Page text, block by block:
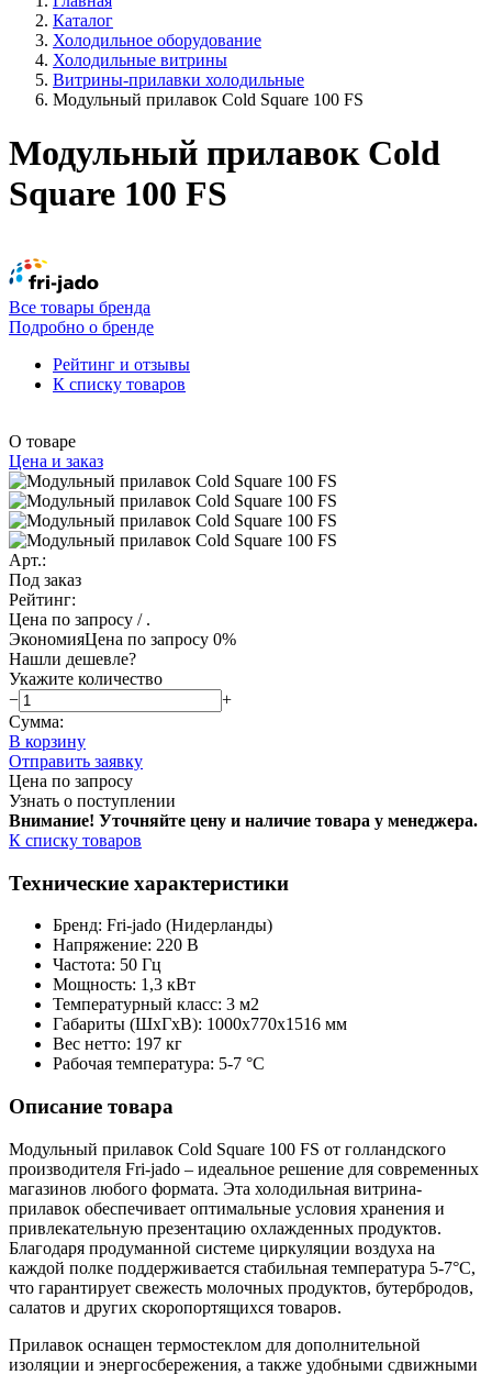
Каталог
Холодильное оборудование
Холодильные витрины
Витрины-прилавки холодильные
Модульный прилавок Cold Square 100 FS
Модульный прилавок Cold
Square 100 FS
Все товары бренда
Подробно о бренде
Рейтинг и отзывы
К списку товаров
О товаре
Цена и заказ
Арт.:
Под заказ
Рейтинг:
Цена по запросу / .
ЭкономияЦена по запросу 0%
Нашли дешевле?
Укажите количество
−
+
Сумма:
В корзину
Отправить заявку
Цена по запросу
Узнать о поступлении
Внимание! Уточняйте цену и наличие товара у менеджера.
К списку товаров
Технические характеристики
Бренд: Fri-jado (Нидерланды)
Напряжение: 220 В
Частота: 50 Гц
Мощность: 1,3 кВт
Температурный класс: 3 м2
Габариты (ШxГxВ): 1000х770х1516 мм
Вес нетто: 197 кг
Рабочая температура: 5-7 °C
Описание товара
Модульный прилавок Cold Square 100 FS от голландского
производителя Fri-jado – идеальное решение для современных
магазинов любого формата. Эта холодильная витрина-
прилавок обеспечивает оптимальные условия хранения и
привлекательную презентацию охлажденных продуктов.
Благодаря продуманной системе циркуляции воздуха на
каждой полке поддерживается стабильная температура 5-7°C,
что гарантирует свежесть молочных продуктов, бутербродов,
салатов и других скоропортящихся товаров.
Прилавок оснащен термостеклом для дополнительной
изоляции и энергосбережения, а также удобными сдвижными